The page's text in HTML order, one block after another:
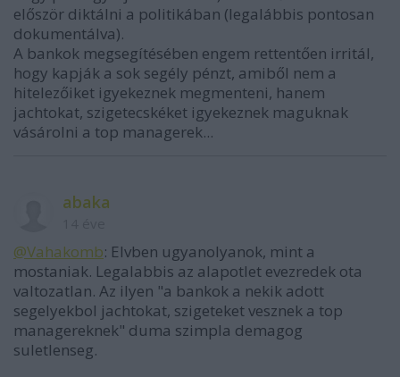
először diktálni a politikában (legalábbis pontosan
dokumentálva).
A bankok megsegítésében engem rettentően irritál,
hogy kapják a sok segély pénzt, amiből nem a
hitelezőiket igyekeznek megmenteni, hanem
jachtokat, szigetecskéket igyekeznek maguknak
vásárolni a top managerek...
abaka
@Vahakomb: Elvben ugyanolyanok, mint a
mostaniak. Legalabbis az alapotlet evezredek ota
valtozatlan. Az ilyen "a bankok a nekik adott
segelyekbol jachtokat, szigeteket vesznek a top
managereknek" duma szimpla demagog
suletlenseg.